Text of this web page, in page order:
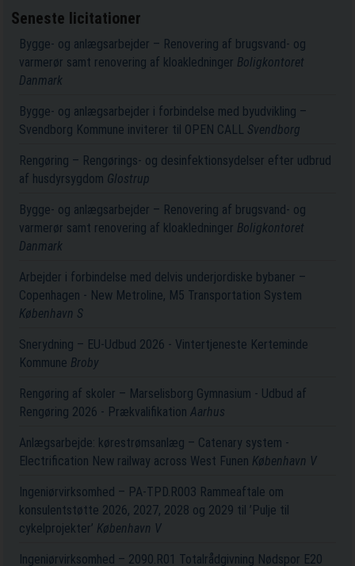
Seneste licitationer
Bygge- og anlægsarbejder – Renovering af brugsvand- og
varmerør samt renovering af kloakledninger Boligkontoret
Danmark
Bygge- og anlægsarbejder i forbindelse med byudvikling –
Svendborg Kommune inviterer til OPEN CALL Svendborg
Rengøring – Rengørings- og desinfektionsydelser efter udbrud
af husdyrsygdom Glostrup
Bygge- og anlægsarbejder – Renovering af brugsvand- og
varmerør samt renovering af kloakledninger Boligkontoret
Danmark
Arbejder i forbindelse med delvis underjordiske bybaner –
Copenhagen - New Metroline, M5 Transportation System
København S
Snerydning – EU-Udbud 2026 - Vintertjeneste Kerteminde
Kommune Broby
Rengøring af skoler – Marselisborg Gymnasium - Udbud af
Rengøring 2026 - PrækvalifikationAarhus
Anlægsarbejde: kørestrømsanlæg – Catenary system -
Electrification New railway across West Funen København V
Ingeniørvirksomhed – PA-TPD.R003 Rammeaftale om
konsulentstøtte 2026, 2027, 2028 og 2029 til ’Pulje til
cykelprojekter’ København V
Ingeniørvirksomhed – 2090.R01 Totalrådgivning Nødspor E20